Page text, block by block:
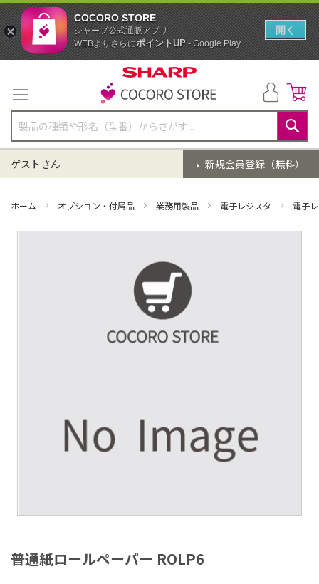
テ
ン
ツ
に
ス
キ
ッ
検
索
新規会員登録（無料）
ゲストさん
ホーム オプション・付属品 業務用製品 電子レジスタ 電子
普通紙ロールペーパー ROLP6
メ
ー
COCORO STORE
シャープ公式通販アプリ
WEBよりさらにポイントUP- Google Play
開く